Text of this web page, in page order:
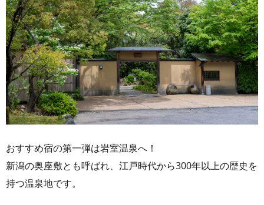
おすすめ宿の第一弾は岩室温泉へ！
新潟の奥座敷とも呼ばれ、江戸時代から300年以上の歴史を
持つ温泉地です。